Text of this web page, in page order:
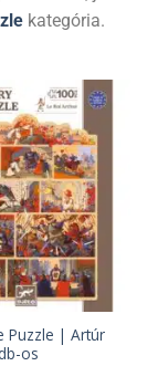
kategória.
Puzzle | Artúr
os